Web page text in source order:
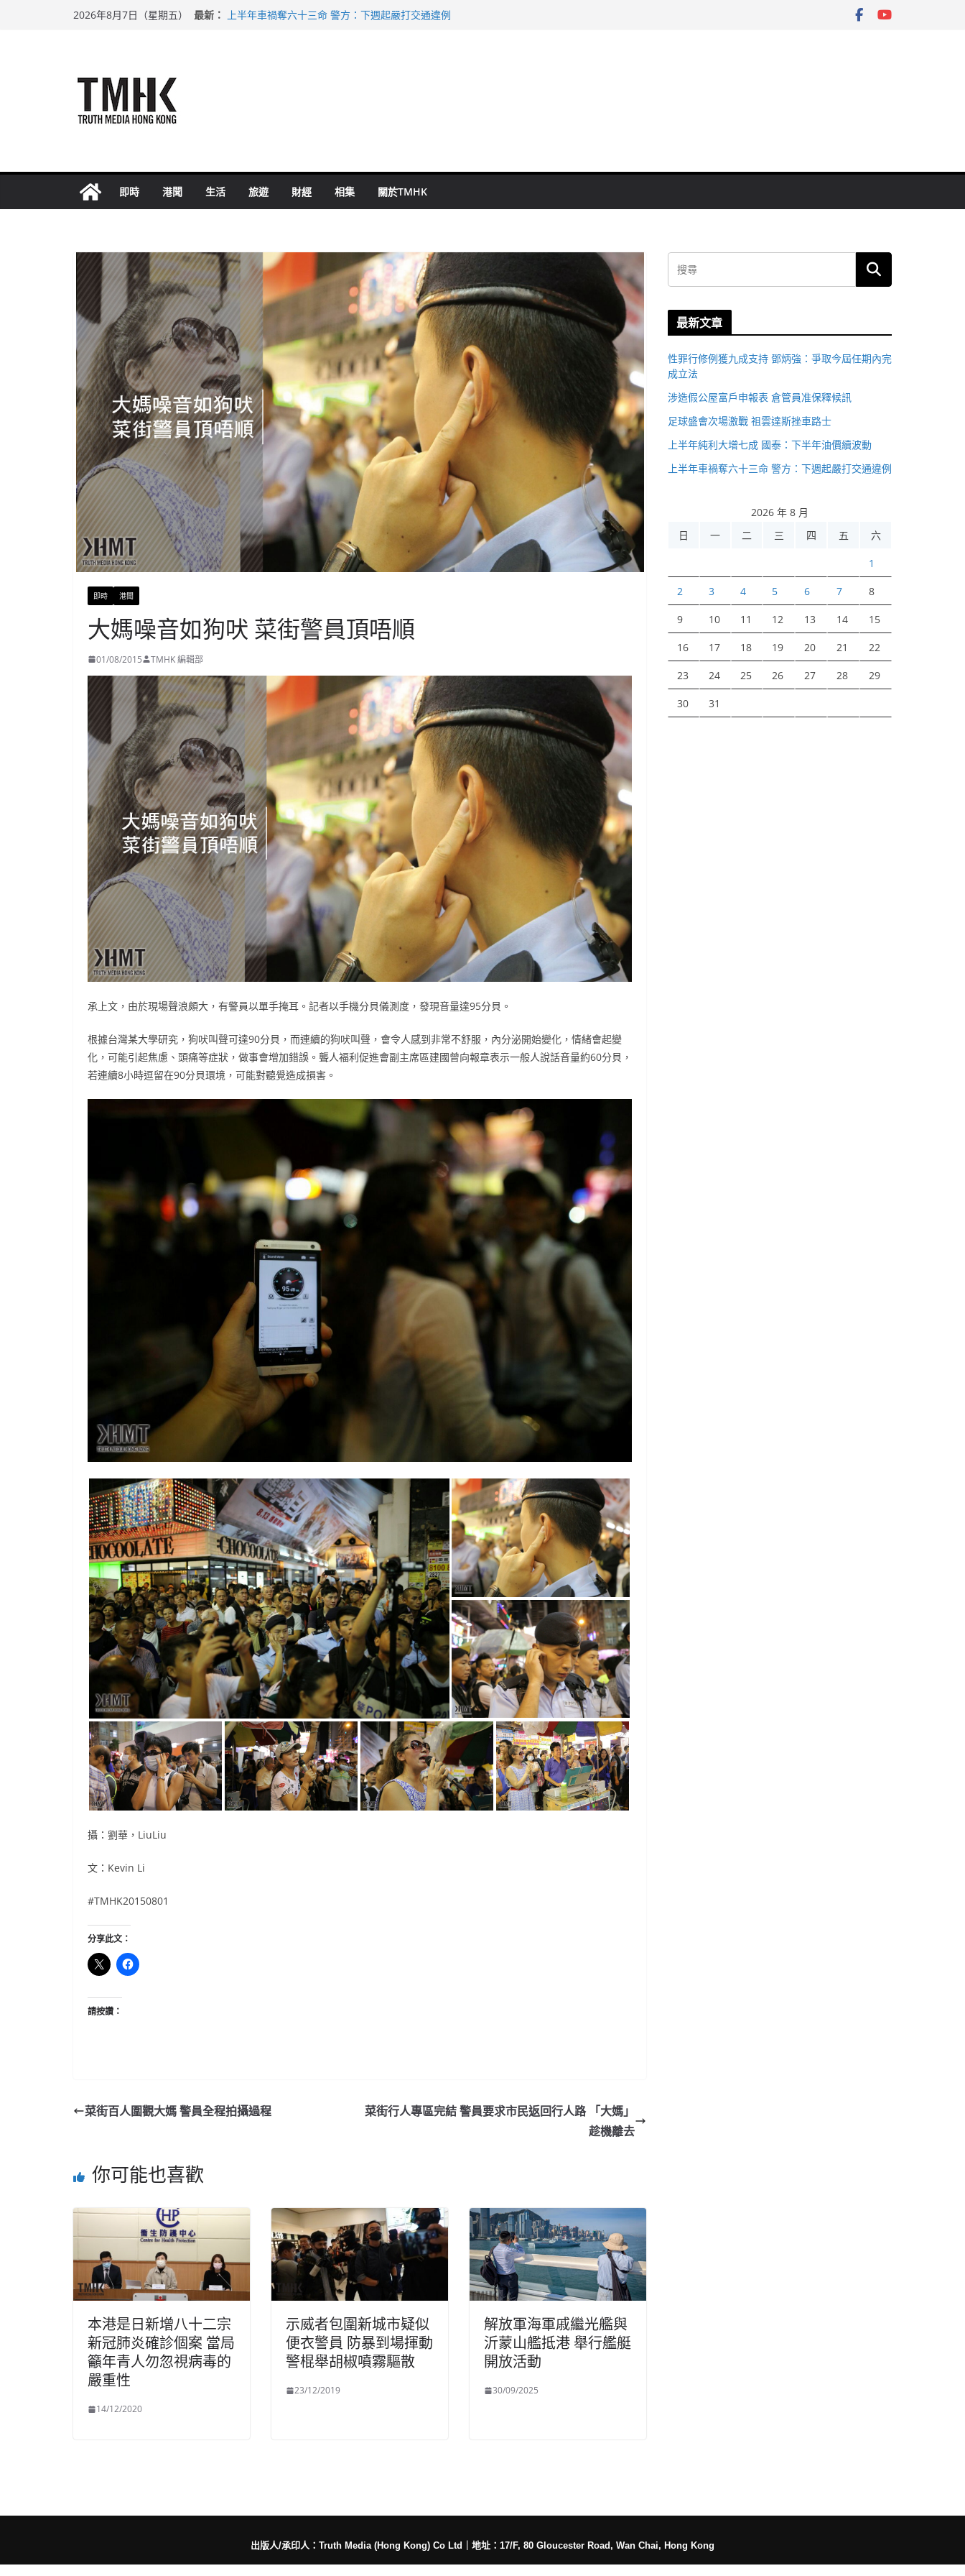
2026年8月7日（星期五） 最新：
上半年車禍奪六十三命 警方：下週起嚴打交通違例
即時 港聞 生活 旅遊 財經 相集 關於TMHK
即時 港聞
大媽噪音如狗吠 菜街警員頂唔順
01/08/2015 TMHK 編輯部
承上文，由於現場聲浪頗大，有警員以單手掩耳。記者以手機分貝儀測度，發現音量達95分貝。
根據台灣某大學研究，狗吠叫聲可達90分貝，而連續的狗吠叫聲，會令人感到非常不舒服，內分泌開始變化，情緒會起變
化，可能引起焦慮、頭痛等症狀，做事會增加錯誤。聾人福利促進會副主席區建國曾向報章表示一般人說話音量約60分貝，
若連續8小時逗留在90分貝環境，可能對聽覺造成損害。
攝：劉華，LiuLiu
文：Kevin Li
#TMHK20150801
分享此文：
請按讚：
菜街百人圍觀大媽 警員全程拍攝過程
菜街行人專區完結 警員要求市民返回行人路 「大媽」
趁機離去
你可能也喜歡
本港是日新增八十二宗
新冠肺炎確診個案 當局
籲年青人勿忽視病毒的
嚴重性
14/12/2020
示威者包圍新城市疑似
便衣警員 防暴到場揮動
警棍舉胡椒噴霧驅散
23/12/2019
解放軍海軍戚繼光艦與
沂蒙山艦抵港 舉行艦艇
開放活動
30/09/2025
最新文章
性罪行修例獲九成支持 鄧炳強：爭取今屆任期內完
成立法
涉造假公屋富戶申報表 倉管員准保釋候訊
足球盛會次場激戰 祖雲達斯挫車路士
上半年純利大增七成 國泰：下半年油價續波動
上半年車禍奪六十三命 警方：下週起嚴打交通違例
2026 年 8 月
日
一 二 三 四 五 六
1
2 3 4 5 6 7 8
9 10 11 12 13 14 15
16 17 18 19 20 21 22
23 24 25 26 27 28 29
30 31
出版人/承印人：Truth Media (Hong Kong) Co Ltd 地址：17/F, 80 Gloucester Road, Wan Chai, Hong Kong